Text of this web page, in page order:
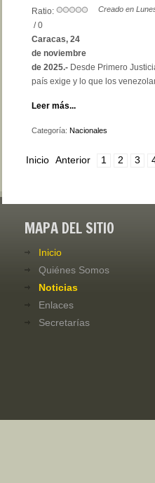
Creado en
Ratio:
/ 0
Caracas, 24
de noviembre
de 2025.- Desde Primero
país exige y lo que los
Leer más...
Categoría: Nacionales
Inicio Anterior 1 2 3
MAPA DEL SITIO
Inicio
Quiénes Somos
Noticias
Enlaces
Secretarías